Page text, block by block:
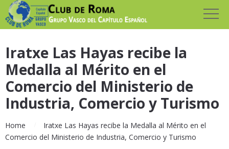
Iratxe Las Hayas recibe la
Medalla al Mérito en el
Comercio del Ministerio de
Industria, Comercio y Turismo
Home
Iratxe Las Hayas recibe la Medalla al Mérito en el
Comercio del Ministerio de Industria, Comercio y Turismo